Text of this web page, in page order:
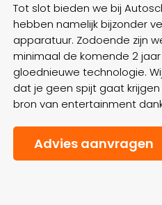
Tot slot bieden we bij
hebben namelijk bijzonder
apparatuur. Zodoende zijn
minimaal de komende 2
gloednieuwe technologie.
dat je geen spijt gaat
bron van entertainment
Advies aanvragen